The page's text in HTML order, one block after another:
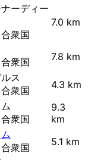
ーディー
衆国
7.0 km
衆国
7.8 km
ス
衆国
4.3 km
衆国
9.3
km
衆国
5.1 km